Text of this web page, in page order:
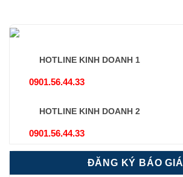
HOTLINE KINH DOANH 1
0901.56.44.33
HOTLINE KINH DOANH 2
0901.56.44.33
ĐĂNG KÝ BÁO GIÁ